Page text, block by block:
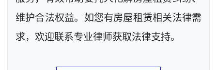
维护合法权益。如您有房屋租赁相关法律需
求，欢迎联系专业律师获取法律支持。